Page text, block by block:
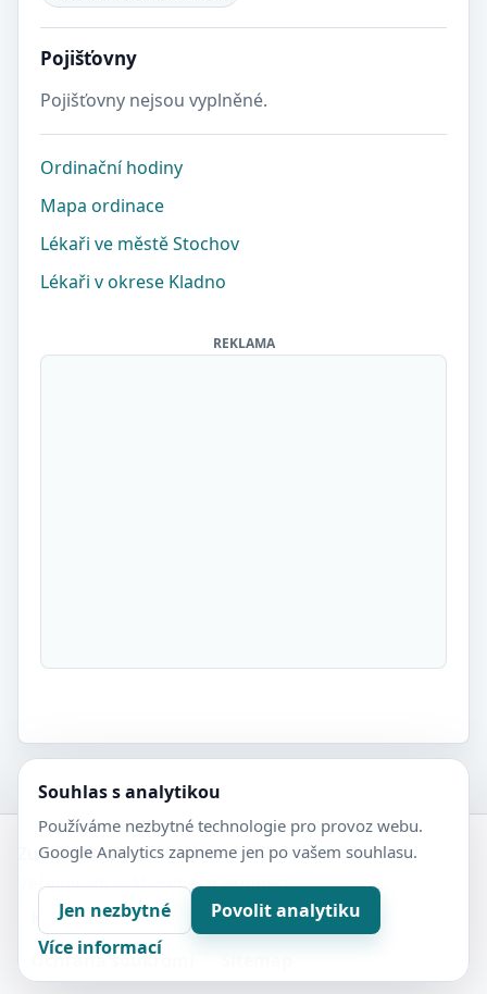
Pojišťovny
Pojišťovny nejsou vyplněné.
Ordinační hodiny
Mapa ordinace
Lékaři ve městě Stochov
Lékaři v okrese Kladno
REKLAMA
Zubní-lékaři.cz
Veřejný adresář zubních ordinací.
Kontakt
Nastavení soukromí
Ochrana soukromí
Souhlas s analytikou
Používáme nezbytné technologie pro provoz webu.
Google Analytics zapneme jen po vašem souhlasu.
Jen nezbytné
Povolit analytiku
Více informací